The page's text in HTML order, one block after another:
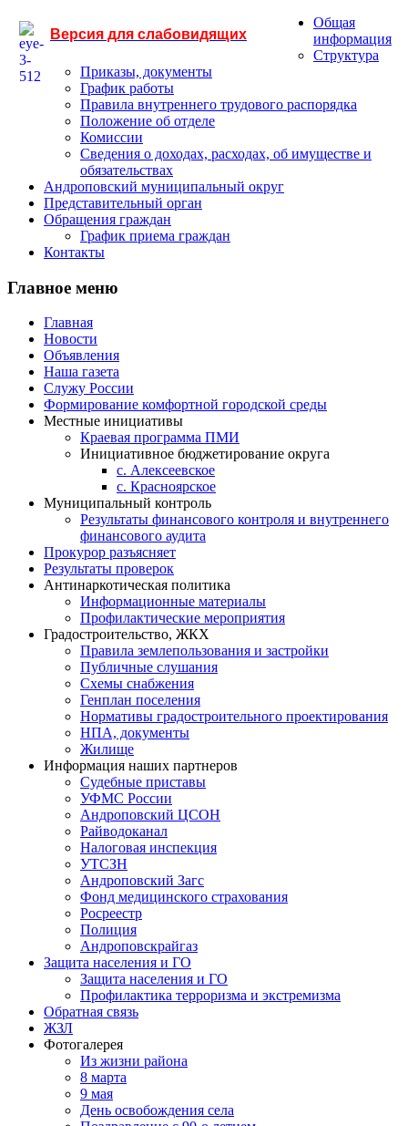
Версия для слабовидящих
Общая
информация
Структура
Приказы, документы
График работы
Правила внутреннего трудового распорядка
Положение об отделе
Комиссии
Сведения о доходах, расходах, об имуществе и
обязательствах
Андроповский муниципальный округ
Представительный орган
Обращения граждан
График приема граждан
Контакты
Главное меню
Главная
Новости
Объявления
Наша газета
Служу России
Формирование комфортной городской среды
Местные инициативы
Краевая программа ПМИ
Инициативное бюджетирование округа
с. Алексеевское
с. Красноярское
Муниципальный контроль
Результаты финансового контроля и внутреннего
финансового аудита
Прокурор разъясняет
Результаты проверок
Антинаркотическая политика
Информационные материалы
Профилактические мероприятия
Градостроительство, ЖКХ
Правила землепользования и застройки
Публичные слушания
Схемы снабжения
Генплан поселения
Нормативы градостроительного проектирования
НПА, документы
Жилище
Информация наших партнеров
Судебные приставы
УФМС России
Андроповский ЦСОН
Райводоканал
Налоговая инспекция
УТСЗН
Андроповский Загс
Фонд медицинского страхования
Росреестр
Полиция
Андроповскрайгаз
Защита населения и ГО
Защита населения и ГО
Профилактика терроризма и экстремизма
Обратная связь
ЖЗЛ
Фотогалерея
Из жизни района
8 марта
9 мая
День освобождения села